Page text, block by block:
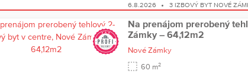
6.8.2026 3 IZBOVÝ BYT NOVÉ
Na prenájom prerobený
Zámky – 64,12m2
Nové Zámky
60 m2